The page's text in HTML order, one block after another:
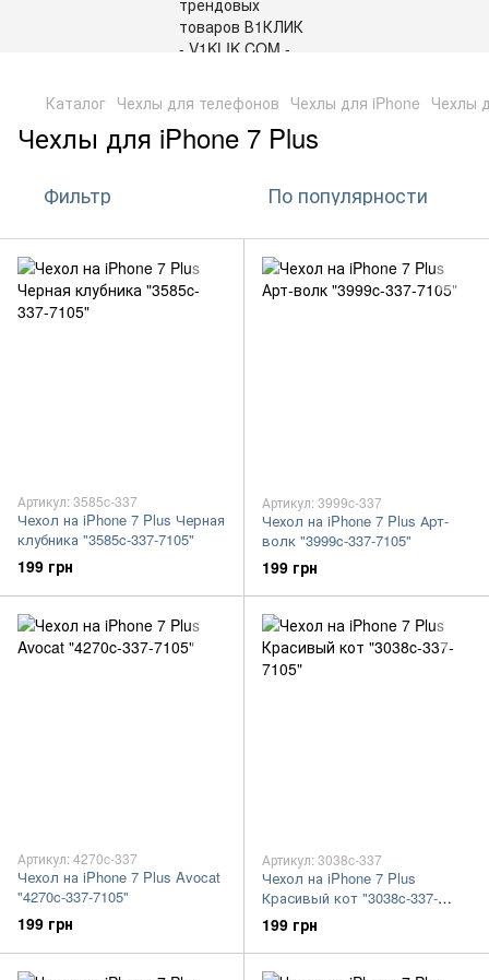
Каталог Чехлы для телефонов Чехлы для iPhone Чехлы
Чехлы для iPhone 7 Plus
Фильтр По популярности
Артикул: 3585c-337
Чехол на iPhone 7 Plus Черная
клубника "3585c-337-7105"
199 грн
Артикул: 3999c-337
Чехол на iPhone 7 Plus Арт-
волк "3999c-337-7105"
199 грн
Артикул: 4270c-337
Чехол на iPhone 7 Plus Avocat
"4270c-337-7105"
199 грн
Артикул: 3038c-337
Чехол на iPhone 7 Plus
Красивый кот "3038c-337-
7105"
199 грн